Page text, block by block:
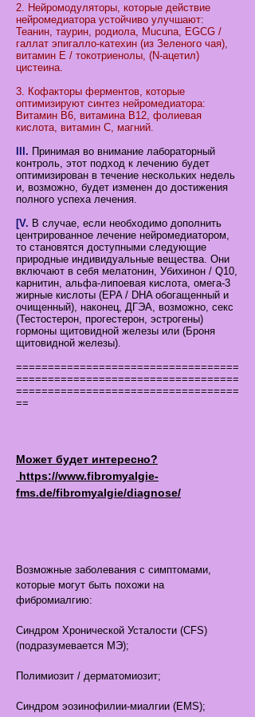
2. Нейромодуляторы, которые действие
нейромедиатора устойчиво улучшают:
Теанин, таурин, родиола, Mucuna, EGCG /
галлат эпигалло-катехин (из Зеленого чая),
витамин Е / токотриенолы, (N-ацетил)
цистеина.
3. Кофакторы ферментов, которые
оптимизируют синтез нейромедиатора:
Витамин B6, витамина B12, фолиевая
кислота, витамин С, магний.
III. Принимая во внимание лабораторный
контроль, этот подход к лечению будет
оптимизирован в течение нескольких недель
и, возможно, будет изменен до достижения
полного успеха лечения.
[V. В случае, если необходимо дополнить
центрированное лечение нейромедиатором,
то становятся доступными следующие
природные индивидуальные вещества. Они
включают в себя мелатонин, Убихинон / Q10,
карнитин, альфа-липоевая кислота, омега-3
жирные кислоты (EPA / DHA обогащенный и
очищенный), наконец, ДГЭА, возможно, секс
(Тестостерон, прогестерон, эстрогены)
гормоны щитовидной железы или (Броня
щитовидной железы).
===================================
===================================
===================================
==
Может будет интересно?
https://www.fibromyalgie-
fms.de/fibromyalgie/diagnose/
Возможные заболевания с симптомами,
которые могут быть похожи на
фибромиалгию:
Синдром Хронической Усталости (CFS)
(подразумевается МЭ);
Полимиозит / дерматомиозит;
Синдром эозинофилии-миалгии (EMS);